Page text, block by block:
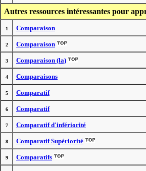
Autres ressources intéressantes pour
1 Comparaison
2 Comparaison
3 Comparaison (la)
4 Comparaisons
5 Comparatif
6 Comparatif
7 Comparatif d'infériorité
8 Comparatif Supériorité
9 Comparatifs